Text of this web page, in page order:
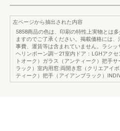
左ページから抽出された内容
5858商品の色は、印刷の特性上実物とは
ますのでご了承ください。掲載価格には
事費、運賃等は含まれていません。ラシッ
ヘリンボーン調︶21室内ドア：LGHアクセ
トオーク）ガラス（アンティーク）把手
ラック）室内用窓:両開き窓（クリエアイ
ティーク）把手（アイアンブラック）